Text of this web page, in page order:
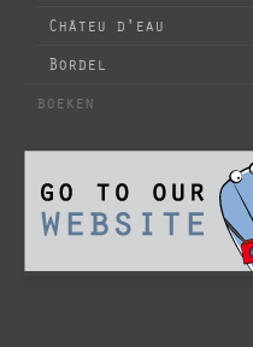
Châteu d'eau
Bordel
boeken